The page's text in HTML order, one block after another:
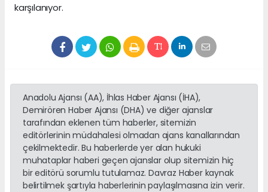
karşılanıyor.
Anadolu Ajansı (AA), İhlas Haber Ajansı (İHA),
Demirören Haber Ajansı (DHA) ve diğer ajanslar
tarafından eklenen tüm haberler, sitemizin
editörlerinin müdahalesi olmadan ajans kanallarından
çekilmektedir. Bu haberlerde yer alan hukuki
muhataplar haberi geçen ajanslar olup sitemizin hiç
bir editörü sorumlu tutulamaz. Davraz Haber kaynak
belirtilmek şartıyla haberlerinin paylaşılmasına izin verir.